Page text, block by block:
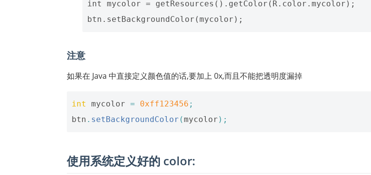
int mycolor = getResources().getColor(R.color.mycolor);
注意
如果在 Java 中直接定义颜色值的话,要加上 0x,而且不能把透明度漏掉
int mycolor = 0xff123456 ;
btn . setBackgroundColor (mycolor );
使用系统定义好的 color: